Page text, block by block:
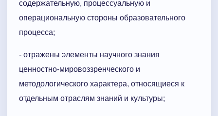
содержательную, процессуальную и
операциональную стороны образовательного
процесса;
- отражены элементы научного знания
ценностно-мировоззренческого и
методологического характера, относящиеся к
отдельным отраслям знаний и культуры;